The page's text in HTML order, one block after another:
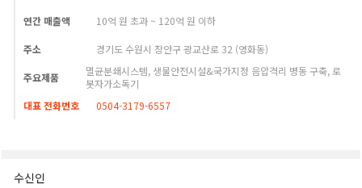
연간 매출액 10억 원 초과 ~ 120억 원 이하
주소 경기도 수원시 장안구 광교산로 32 (영화동)
주요제품
멸균분쇄시스템, 생물안전시설&국가지정 음압격리 병동 구축, 로
봇자가소독기
대표 전화번호
0504-3179-6557
수신인